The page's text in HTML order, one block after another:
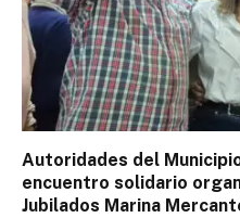
Autoridades del
encuentro solidario
Jubilados Marina